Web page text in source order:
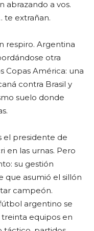
abrazando a vos.
te extrañan.
respiro. Argentina
otra
Copas América: una
contra Brasil y
suelo donde
el presidente de
en las urnas. Pero
su gestión
que asumió el sillón
campeón.
argentino se
equipos en